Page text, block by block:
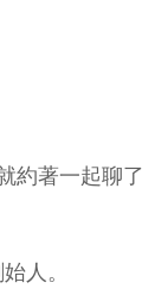
約著一起聊了
人。